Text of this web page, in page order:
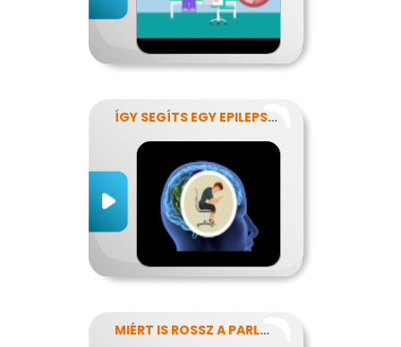
ÍGY SEGÍTS EGY EPILEPSZIÁSNAK
MIÉRT IS ROSSZ A PARLAGFŰ?